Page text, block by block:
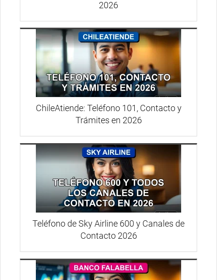
2026
ChileAtiende: Teléfono 101, Contacto y
Trámites en 2026
Teléfono de Sky Airline 600 y Canales de
Contacto 2026